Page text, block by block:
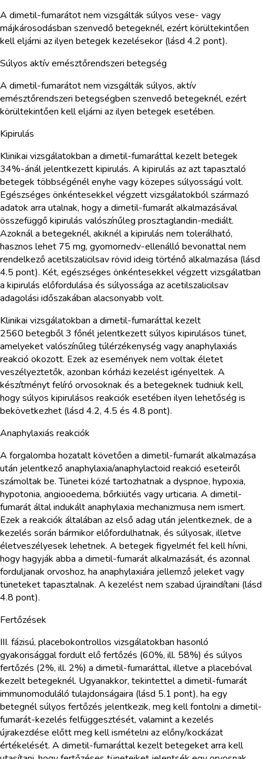
A dimetil-fumarátot nem vizsgálták súlyos vese- vagy
májkárosodásban szenvedő betegeknél, ezért körültekintően
kell eljárni az ilyen betegek kezelésekor (lásd 4.2 pont).
Súlyos aktív emésztőrendszeri betegség
A dimetil-fumarátot nem vizsgálták súlyos, aktív
emésztőrendszeri betegségben szenvedő betegeknél, ezért
körültekintően kell eljárni az ilyen betegek esetében.
Kipirulás
Klinikai vizsgálatokban a dimetil-fumaráttal kezelt betegek
34%-ánál jelentkezett kipirulás. A kipirulás az azt tapasztaló
betegek többségénél enyhe vagy közepes súlyosságú volt.
Egészséges önkéntesekkel végzett vizsgálatokból származó
adatok arra utalnak, hogy a dimetil-fumarát alkalmazásával
összefüggő kipirulás valószínűleg prosztaglandin-mediált.
Azoknál a betegeknél, akiknél a kipirulás nem tolerálható,
hasznos lehet 75 mg, gyomornedv-ellenálló bevonattal nem
rendelkező acetilszalicilsav rövid ideig történő alkalmazása (lásd
4.5 pont). Két, egészséges önkéntesekkel végzett vizsgálatban
a kipirulás előfordulása és súlyossága az acetilszalicilsav
adagolási időszakában alacsonyabb volt.
Klinikai vizsgálatokban a dimetil-fumaráttal kezelt
2560 betegből 3 főnél jelentkezett súlyos kipirulásos tünet,
amelyeket valószínűleg túlérzékenység vagy anaphylaxiás
reakció okozott. Ezek az események nem voltak életet
veszélyeztetők, azonban kórházi kezelést igényeltek. A
készítményt felíró orvosoknak és a betegeknek tudniuk kell,
hogy súlyos kipirulásos reakciók esetében ilyen lehetőség is
bekövetkezhet (lásd 4.2, 4.5 és 4.8 pont).
Anaphylaxiás reakciók
A forgalomba hozatalt követően a dimetil-fumarát alkalmazása
után jelentkező anaphylaxia/anaphylactoid reakció eseteiről
számoltak be. Tünetei közé tartozhatnak a dyspnoe, hypoxia,
hypotonia, angiooedema, bőrkiütés vagy urticaria. A dimetil-
fumarát által indukált anaphylaxia mechanizmusa nem ismert.
Ezek a reakciók általában az első adag után jelentkeznek, de a
kezelés során bármikor előfordulhatnak, és súlyosak, illetve
életveszélyesek lehetnek. A betegek figyelmét fel kell hívni,
hogy hagyják abba a dimetil-fumarát alkalmazását, és azonnal
forduljanak orvoshoz, ha anaphylaxiára jellemző jeleket vagy
tüneteket tapasztalnak. A kezelést nem szabad újraindítani (lásd
4.8 pont).
Fertőzések
III. fázisú, placebokontrollos vizsgálatokban hasonló
gyakorisággal fordult elő fertőzés (60%, ill. 58%) és súlyos
fertőzés (2%, ill. 2%) a dimetil-fumaráttal, illetve a placebóval
kezelt betegeknél. Ugyanakkor, tekintettel a dimetil-fumarát
immunomoduláló tulajdonságaira (lásd 5.1 pont), ha egy
betegnél súlyos fertőzés jelentkezik, meg kell fontolni a dimetil-
fumarát-kezelés felfüggesztését, valamint a kezelés
újrakezdése előtt meg kell ismételni az előny/kockázat
értékelését. A dimetil-fumaráttal kezelt betegeket arra kell